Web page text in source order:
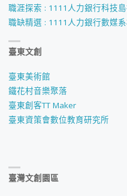
職涯探索 : 1111人力銀行科技
職缺精選 : 1111人力銀行數媒
臺東文創
臺東美術館
鐵花村音樂聚落
臺東創客TT Maker
臺東資策會數位教育研究所
臺灣文創園區